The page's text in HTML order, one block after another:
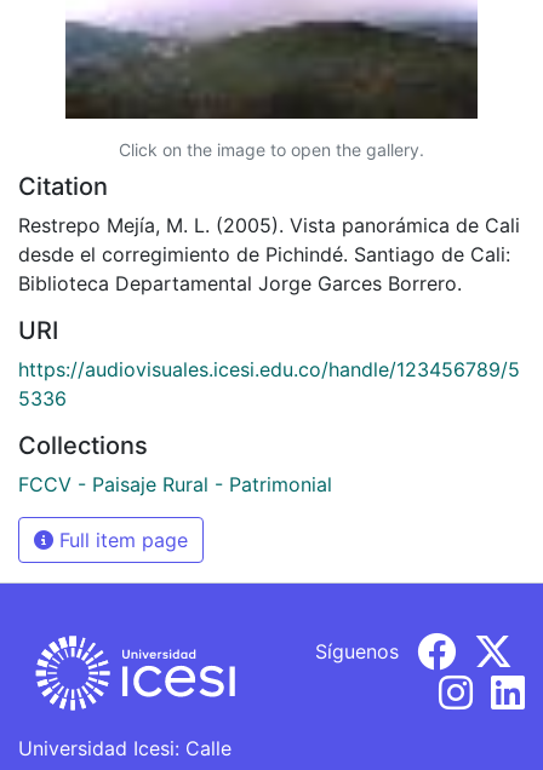
Click on the image to open the gallery.
Citation
Restrepo Mejía, M. L. (2005). Vista panorámica de Cali
desde el corregimiento de Pichindé. Santiago de Cali:
Biblioteca Departamental Jorge Garces Borrero.
URI
https://audiovisuales.icesi.edu.co/handle/123456789/5
5336
Collections
FCCV - Paisaje Rural - Patrimonial
Full item page
Universidad Icesi: Calle
Síguenos